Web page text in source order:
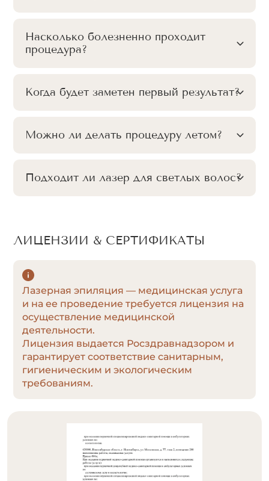
Насколько болезненно проходит
процедура?
Когда будет заметен первый результат?
Можно ли делать процедуру летом?
Подходит ли лазер для светлых волос?
ЛИЦЕНЗИИ & СЕРТИФИКАТЫ
Лазерная эпиляция — медицинская услуга
и на ее проведение требуется лицензия на
осуществление медицинской
деятельности.
Лицензия выдается Росздравнадзором и
гарантирует соответствие санитарным,
гигиеническим и экологическим
требованиям.